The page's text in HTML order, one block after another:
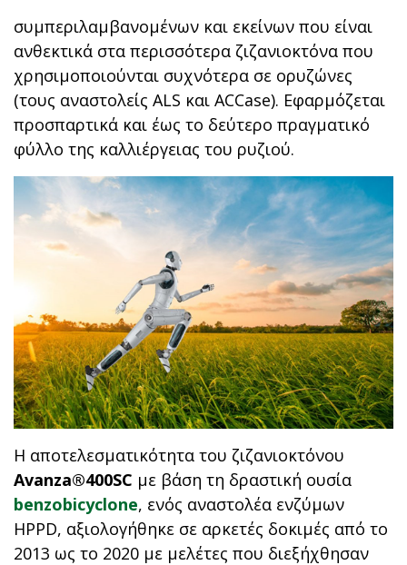
συμπεριλαμβανομένων και εκείνων που είναι
ανθεκτικά στα περισσότερα ζιζανιοκτόνα που
χρησιμοποιούνται συχνότερα σε ορυζώνες
(τους αναστολείς ALS και ACCase). Εφαρμόζεται
προσπαρτικά και έως το δεύτερο πραγματικό
φύλλο της καλλιέργειας του ρυζιού.
Η αποτελεσματικότητα του ζιζανιοκτόνου
Avanza®400SC με βάση τη δραστική ουσία
benzobicyclone, ενός αναστολέα ενζύμων
HPPD, αξιολογήθηκε σε αρκετές δοκιμές από το
2013 ως το 2020 με μελέτες που διεξήχθησαν